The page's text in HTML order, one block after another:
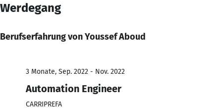
Werdegang
Berufserfahrung von Youssef Aboud
3 Monate, Sep. 2022 - Nov. 2022
Automation Engineer
CARRIPREFA